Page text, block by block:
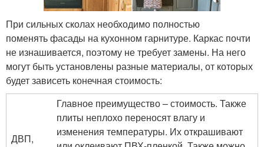
При сильных сколах необходимо полностью
поменять фасады на кухонном гарнитуре. Каркас почти
не изнашивается, поэтому не требует замены. На него
могут быть установлены разные материалы, от которых
будет зависеть конечная стоимость:
ДВП,
Главное преимущество – стоимость. Также
плиты неплохо переносят влагу и
изменения температуры. Их открашивают